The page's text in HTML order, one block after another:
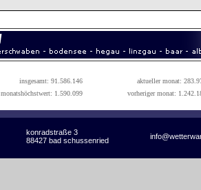
insgesamt: 91.586.146
aktueller monat:
monatshöchstwert: 1.590.099
vorheriger monat:
konradstraße 3
88427 bad schussenried